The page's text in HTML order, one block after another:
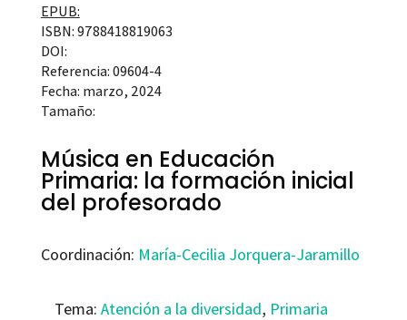
EPUB:
ISBN: 9788418819063
DOI:
Referencia: 09604-4
Fecha: marzo, 2024
Tamaño:
Música en Educación
Primaria: la formación inicial
del profesorado
Coordinación: María-Cecilia Jorquera-Jaramillo
Tema: Atención a la diversidad, Primaria